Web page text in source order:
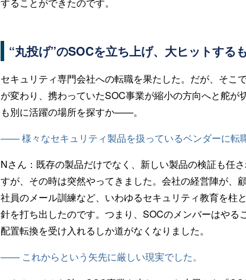
“丸投げ”のSOCを立ち上げ、大ヒットする
セキュリティ専門会社への転職を果たした。だが、そこ
が変わり、携わっていたSOC事業が縮小の方向へと舵が
も別に活躍の場所を探すか——。
—— 様々なセキュリティ製品を扱っているベンダーに転
Nさん： 既存の製品だけでなく、新しい製品の検証も任
すが、その時は突然やってきました。会社の経営陣が、
社員のメール訓練など、いわゆるセキュリティ教育を柱
針を打ち出したのです。つまり、SOCのメンバーはや
配置転換を受け入れるしか道がなくなりました。
—— これからという矢先に厳しい現実でした。